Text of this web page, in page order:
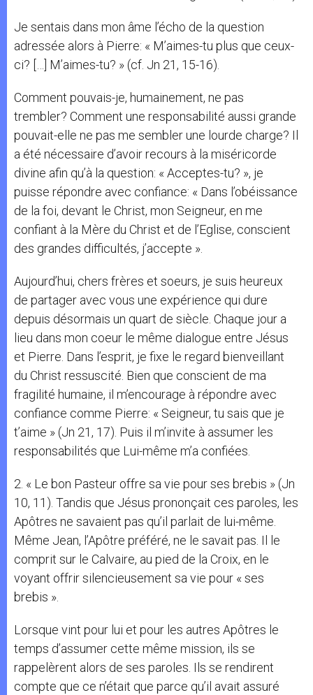
Je sentais dans mon âme l’écho de la question
adressée alors à Pierre: « M’aimes-tu plus que ceux-
ci? […] M’aimes-tu? » (cf. Jn 21, 15-16).
Comment pouvais-je, humainement, ne pas
trembler? Comment une responsabilité aussi grande
pouvait-elle ne pas me sembler une lourde charge? Il
a été nécessaire d’avoir recours à la miséricorde
divine afin qu’à la question: « Acceptes-tu? », je
puisse répondre avec confiance: « Dans l’obéissance
de la foi, devant le Christ, mon Seigneur, en me
confiant à la Mère du Christ et de l’Eglise, conscient
des grandes difficultés, j’accepte ».
Aujourd’hui, chers frères et soeurs, je suis heureux
de partager avec vous une expérience qui dure
depuis désormais un quart de siècle. Chaque jour a
lieu dans mon coeur le même dialogue entre Jésus
et Pierre. Dans l’esprit, je fixe le regard bienveillant
du Christ ressuscité. Bien que conscient de ma
fragilité humaine, il m’encourage à répondre avec
confiance comme Pierre: « Seigneur, tu sais que je
t’aime » (Jn 21, 17). Puis il m’invite à assumer les
responsabilités que Lui-même m’a confiées.
2. « Le bon Pasteur offre sa vie pour ses brebis » (Jn
10, 11). Tandis que Jésus prononçait ces paroles, les
Apôtres ne savaient pas qu’il parlait de lui-même.
Même Jean, l’Apôtre préféré, ne le savait pas. Il le
comprit sur le Calvaire, au pied de la Croix, en le
voyant offrir silencieusement sa vie pour « ses
brebis ».
Lorsque vint pour lui et pour les autres Apôtres le
temps d’assumer cette même mission, ils se
rappelèrent alors de ses paroles. Ils se rendirent
compte que ce n’était que parce qu’il avait assuré